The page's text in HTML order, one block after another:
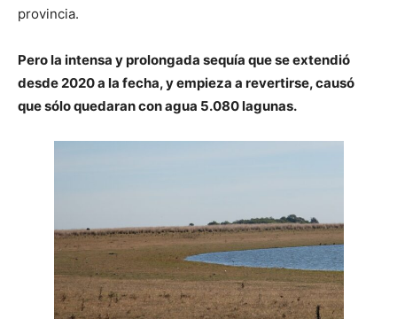
provincia.
Pero la intensa y prolongada sequía que se extendió
desde 2020 a la fecha, y empieza a revertirse, causó
que sólo quedaran con agua 5.080 lagunas.